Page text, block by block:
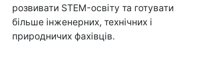
розвивати STEM-освіту та готувати
більше інженерних, технічних і
природничих фахівців.